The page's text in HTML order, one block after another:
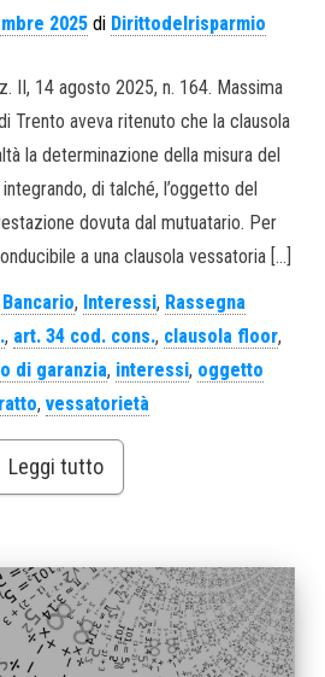
2025 di Dirittodelrisparmio
II, 14 agosto 2025, n. 164. Massima
Trento aveva ritenuto che la clausola
la determinazione della misura del
di talché, l’oggetto del
dovuta dal mutuatario. Per
a una clausola vessatoria […]
, Interessi, Rassegna
, art. 34 cod. cons., clausola floor,
di garanzia, interessi, oggetto
, vessatorietà
Leggi tutto